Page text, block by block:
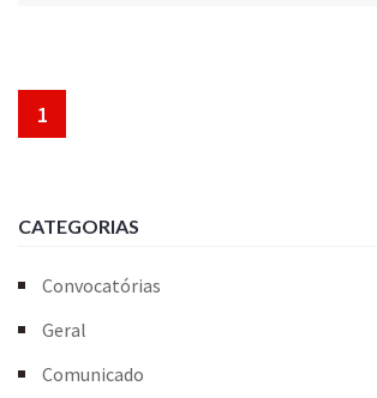
1
CATEGORIAS
Convocatórias
Geral
Comunicado